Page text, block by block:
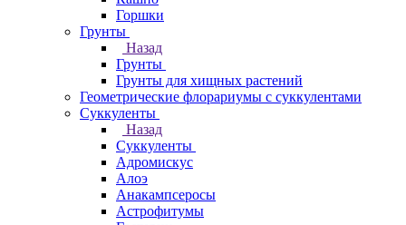
Горшки
Грунты
Назад
Грунты
Грунты для хищных растений
Геометрические флорариумы с суккулентами
Суккуленты
Назад
Суккуленты
Адромискус
Алоэ
Анакампсеросы
Астрофитумы